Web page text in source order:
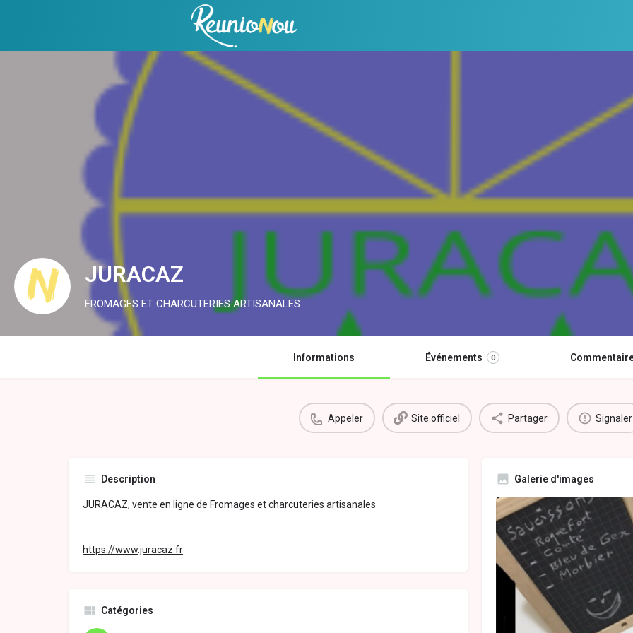
JURACAZ
FROMAGES ET CHARCUTERIES ARTISANALES
Informations Événements 0
Appeler Site officiel Partager Signaler
Description
JURACAZ, vente en ligne de Fromages et charcuteries artisanales
https://www.juracaz.fr
Galerie d'images
Catégories